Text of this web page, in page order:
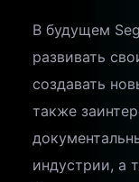
В будущем
развивать
создавать
также
индустрии, а